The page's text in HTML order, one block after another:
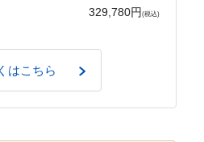
329,780円 (税込)
はこちら